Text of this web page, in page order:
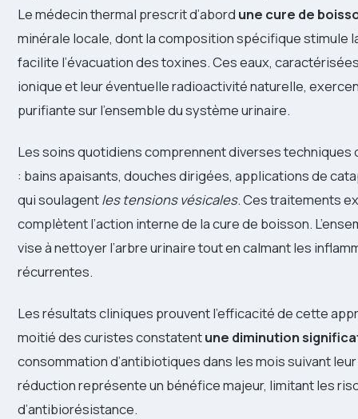
Le médecin thermal prescrit d’abord une cure de
minérale locale, dont la composition spécifique stimule
facilite l’évacuation des toxines. Ces eaux,
ionique et leur éventuelle radioactivité naturelle,
purifiante sur l’ensemble du système urinaire.
Les soins quotidiens comprennent diverses techniques
: bains apaisants, douches dirigées, applications de
qui soulagentles tensions vésicales. Ces traitements
complètent l’action interne de la cure de boisson.
vise à nettoyer l’arbre urinaire tout en calmant les
récurrentes.
Les résultats cliniques prouvent l’efficacité de cette
moitié des curistes constatentune diminution
consommation d’antibiotiques dans les mois suivant
réduction représente un bénéfice majeur, limitant les
d’antibiorésistance.